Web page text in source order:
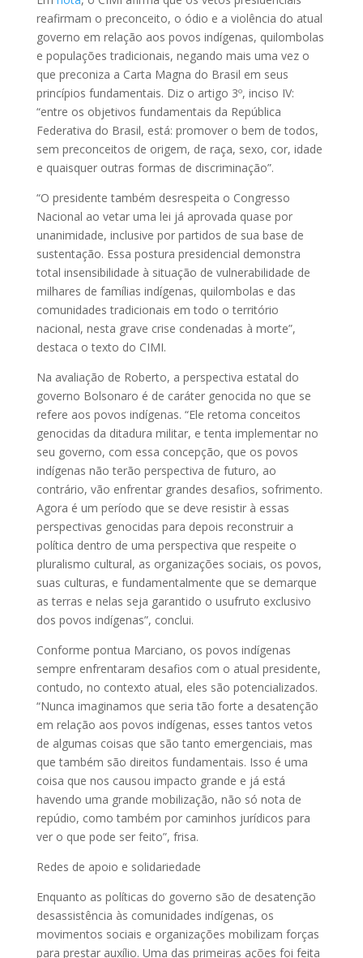
reafirmam o preconceito, o ódio e a violência do atual
governo em relação aos povos indígenas, quilombolas
e populações tradicionais, negando mais uma vez o
que preconiza a Carta Magna do Brasil em seus
princípios fundamentais. Diz o artigo 3º, inciso IV:
“entre os objetivos fundamentais da República
Federativa do Brasil, está: promover o bem de todos,
sem preconceitos de origem, de raça, sexo, cor, idade
e quaisquer outras formas de discriminação”.
“O presidente também desrespeita o Congresso
Nacional ao vetar uma lei já aprovada quase por
unanimidade, inclusive por partidos de sua base de
sustentação. Essa postura presidencial demonstra
total insensibilidade à situação de vulnerabilidade de
milhares de famílias indígenas, quilombolas e das
comunidades tradicionais em todo o território
nacional, nesta grave crise condenadas à morte”,
destaca o texto do CIMI.
Na avaliação de Roberto, a perspectiva estatal do
governo Bolsonaro é de caráter genocida no que se
refere aos povos indígenas. “Ele retoma conceitos
genocidas da ditadura militar, e tenta implementar no
seu governo, com essa concepção, que os povos
indígenas não terão perspectiva de futuro, ao
contrário, vão enfrentar grandes desafios, sofrimento.
Agora é um período que se deve resistir à essas
perspectivas genocidas para depois reconstruir a
política dentro de uma perspectiva que respeite o
pluralismo cultural, as organizações sociais, os povos,
suas culturas, e fundamentalmente que se demarque
as terras e nelas seja garantido o usufruto exclusivo
dos povos indígenas”, conclui.
Conforme pontua Marciano, os povos indígenas
sempre enfrentaram desafios com o atual presidente,
contudo, no contexto atual, eles são potencializados.
“Nunca imaginamos que seria tão forte a desatenção
em relação aos povos indígenas, esses tantos vetos
de algumas coisas que são tanto emergenciais, mas
que também são direitos fundamentais. Isso é uma
coisa que nos causou impacto grande e já está
havendo uma grande mobilização, não só nota de
repúdio, como também por caminhos jurídicos para
ver o que pode ser feito”, frisa.
Redes de apoio e solidariedade
Enquanto as políticas do governo são de desatenção
desassistência às comunidades indígenas, os
movimentos sociais e organizações mobilizam forças
para prestar auxílio. Uma das primeiras ações foi feita